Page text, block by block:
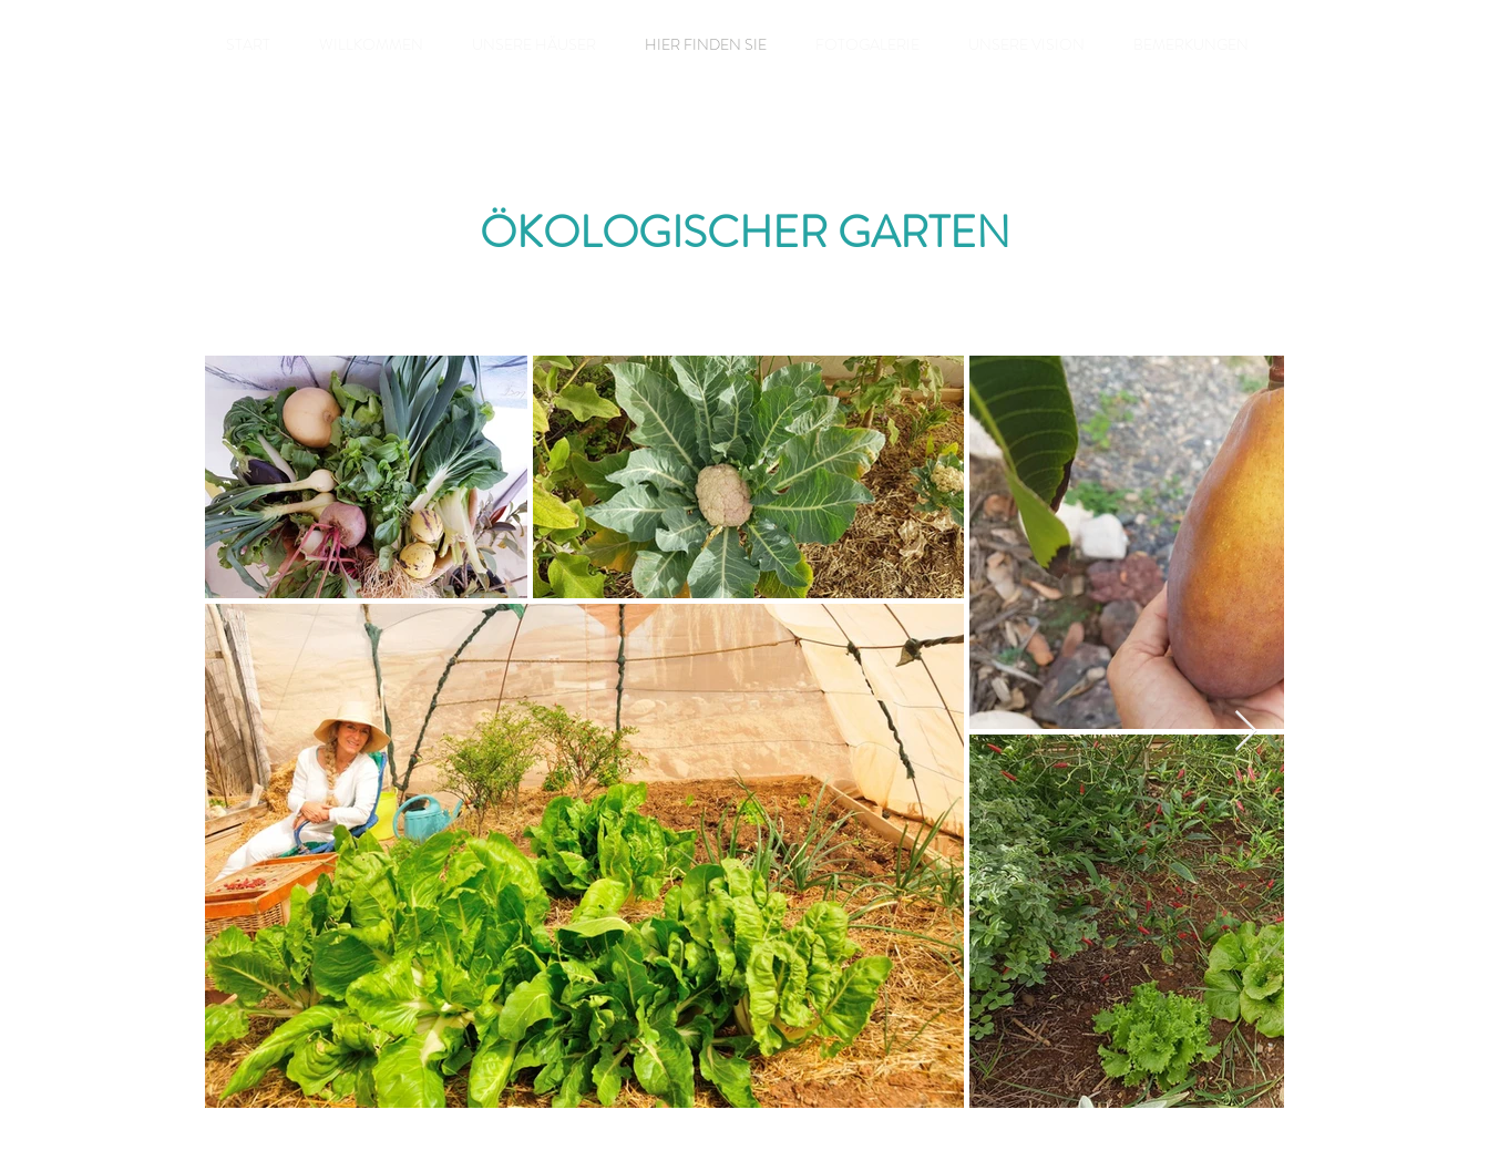
HIER FINDEN SIE
ÖKOLOGISCHER GARTEN